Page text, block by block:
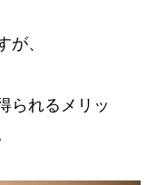
が、
られるメリッ